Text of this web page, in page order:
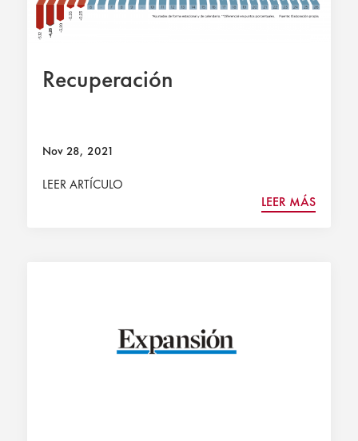
Recuperación
Nov 28, 2021
LEER ARTÍCULO
LEER MÁS